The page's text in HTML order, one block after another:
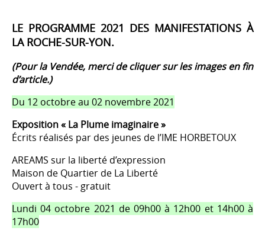
LE PROGRAMME 2021 DES MANIFESTATIONS À
LA ROCHE-SUR-YON.
(Pour la Vendée, merci de cliquer sur les images en fin
d’article.)
Du 12 octobre au 02 novembre 2021
Exposition « La Plume imaginaire »
Écrits réalisés par des jeunes de l’IME HORBETOUX
AREAMS sur la liberté d’expression
Maison de Quartier de La Liberté
Ouvert à tous - gratuit
Lundi 04 octobre 2021 de 09h00 à 12h00 et 14h00 à
17h00